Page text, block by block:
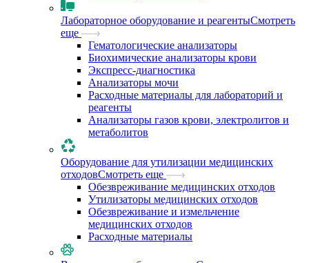
Лабораторное оборудование и реагентыСмотреть
еще
Гематологические анализаторы
Биохимические анализаторы крови
Экспресс-диагностика
Анализаторы мочи
Расходные материалы для лабораторий и
реагенты
Анализаторы газов крови, электролитов и
метаболитов
Оборудование для утилизации медицинских
отходовСмотреть еще
Обезвреживание медицинских отходов
Утилизаторы медицинских отходов
Обезвреживание и измельчение
медицинских отходов
Расходные материалы